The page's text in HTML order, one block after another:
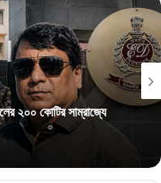
২০০ কোটির সাম্রাজ্যে